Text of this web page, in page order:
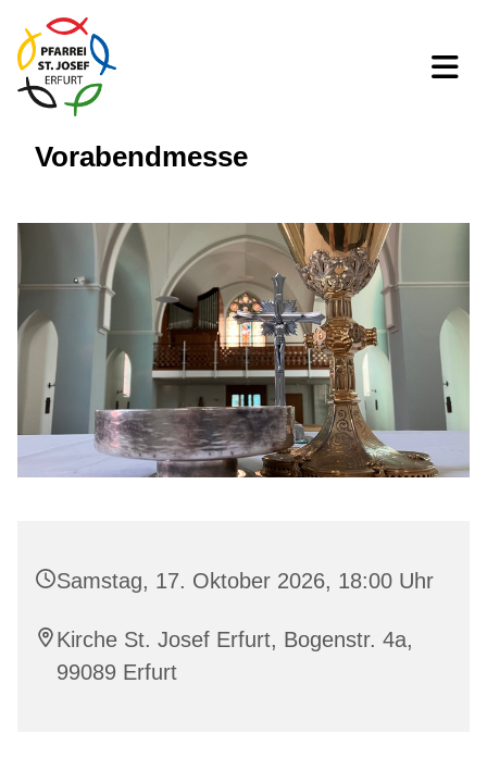
Vorabendmesse
Samstag, 17. Oktober 2026, 18:00 Uhr
Kirche St. Josef Erfurt, Bogenstr. 4a,
99089 Erfurt